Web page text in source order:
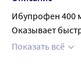
Ибупрофен 400
Оказывает
Показать всё